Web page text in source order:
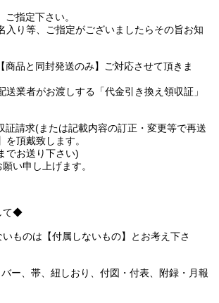
指定下さい。
入り等、ご指定がございましたらその旨お知
品と同封発送のみ】ご対応させて頂きま
送業者がお渡しする「代金引き換え領収証」
請求(または記載内容の訂正・変更等で再送
頂戴致します。
でお送り下さい)
い申し上げます。
て◆
ものは【付属しないもの】とお考え下さ
ー、帯、紐しおり、付図・付表、附録・月報